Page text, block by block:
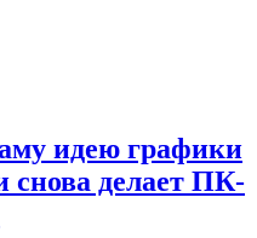
идею графики
снова делает ПК-